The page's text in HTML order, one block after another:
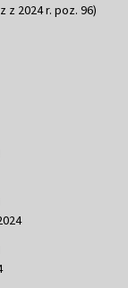
z 2024 r. poz. 96)